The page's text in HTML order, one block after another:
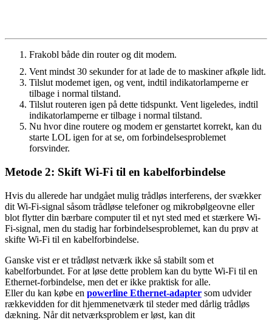
Frakobl både din router og dit modem.
Vent mindst 30 sekunder for at lade de to maskiner afkøle lidt.
Tilslut modemet igen, og vent, indtil indikatorlamperne er
tilbage i normal tilstand.
Tilslut routeren igen på dette tidspunkt. Vent ligeledes, indtil
indikatorlamperne er tilbage i normal tilstand.
Nu hvor dine routere og modem er genstartet korrekt, kan du
starte LOL igen for at se, om forbindelsesproblemet
forsvinder.
Metode 2: Skift Wi-Fi til en kabelforbindelse
Hvis du allerede har undgået mulig trådløs interferens, der svækker
dit Wi-Fi-signal såsom trådløse telefoner og mikrobølgeovne eller
blot flytter din bærbare computer til et nyt sted med et stærkere Wi-
Fi-signal, men du stadig har forbindelsesproblemet, kan du prøv at
skifte Wi-Fi til en kabelforbindelse.
Ganske vist er et trådløst netværk ikke så stabilt som et
kabelforbundet. For at løse dette problem kan du bytte Wi-Fi til en
Ethernet-forbindelse, men det er ikke praktisk for alle.
Eller du kan købe en powerline Ethernet-adapter som udvider
rækkevidden for dit hjemmenetværk til steder med dårlig trådløs
dækning. Når dit netværksproblem er løst, kan dit